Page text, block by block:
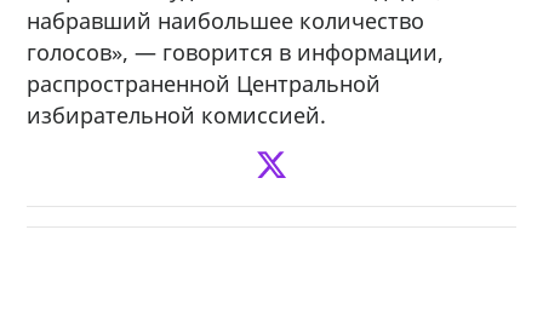
набравший наибольшее количество
голосов», — говорится в информации,
распространенной Центральной
избирательной комиссией.